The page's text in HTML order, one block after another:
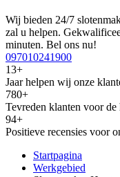
Wij bieden 24/7
zal u helpen.
minuten. Bel ons nu!
097010241900
13+
Jaar helpen wij onze
780+
Tevreden klanten voor
94+
Positieve recensies voor
Startpagina
Werkgebied